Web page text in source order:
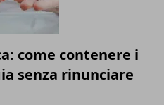
come contenere i
senza rinunciare